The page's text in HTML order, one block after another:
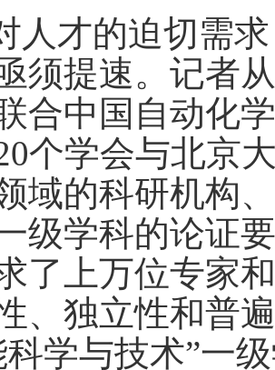
才的迫切需求
须提速。记者
合中国自动化
个学会与北京
域的科研机构
级学科的论证
了上万位专家
、独立性和普
科学与技术”一